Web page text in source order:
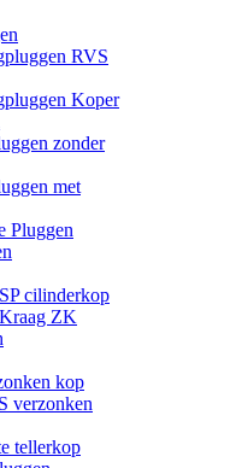
RVS
Koper
zonder
met
Pluggen
cilinderkop
ZK
kop
verzonken
tellerkop